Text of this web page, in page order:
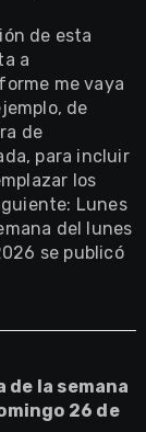
de esta
a
me vaya
de
de
para incluir
los
Lunes
del lunes
se publicó
de la semana
26 de